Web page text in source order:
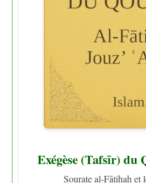
Exégèse (Tafsīr) du
Sourate al-Fātiḥah et